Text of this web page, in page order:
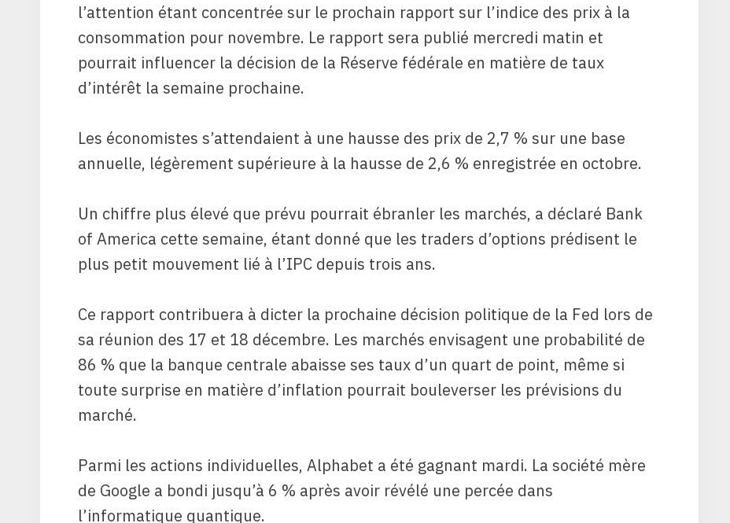
l’attention étant concentrée sur le prochain rapport sur l’indice des prix à la
consommation pour novembre. Le rapport sera publié mercredi matin et
pourrait influencer la décision de la Réserve fédérale en matière de taux
d’intérêt la semaine prochaine.
Les économistes s’attendaient à une hausse des prix de 2,7 % sur une base
annuelle, légèrement supérieure à la hausse de 2,6 % enregistrée en octobre.
Un chiffre plus élevé que prévu pourrait ébranler les marchés, a déclaré Bank
of America cette semaine, étant donné que les traders d’options prédisent le
plus petit mouvement lié à l’IPC depuis trois ans.
Ce rapport contribuera à dicter la prochaine décision politique de la Fed lors de
sa réunion des 17 et 18 décembre. Les marchés envisagent une probabilité de
86 % que la banque centrale abaisse ses taux d’un quart de point, même si
toute surprise en matière d’inflation pourrait bouleverser les prévisions du
marché.
Parmi les actions individuelles, Alphabet a été gagnant mardi. La société mère
de Google a bondi jusqu’à 6 % après avoir révélé une percée dans
l’informatique quantique.